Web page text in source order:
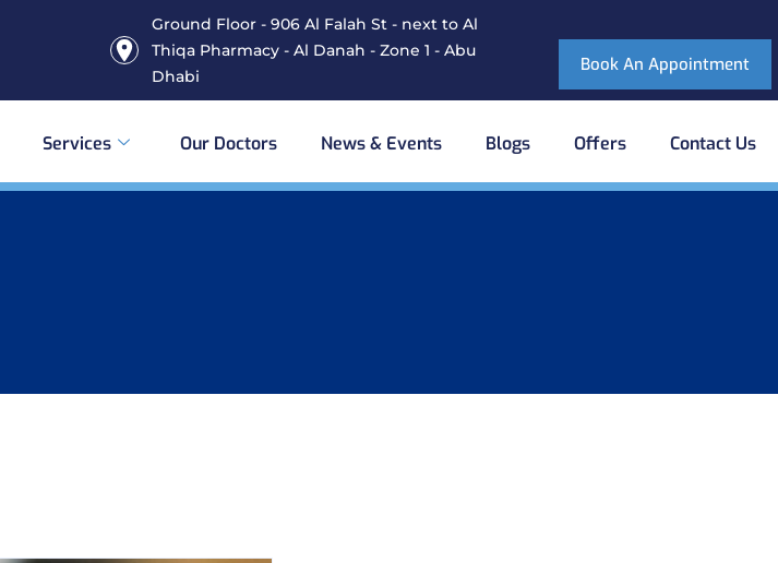
Ground Floor - 906 Al Falah St - next to Al
Thiqa Pharmacy - Al Danah - Zone 1 - Abu
Dhabi
Book An Appointment
Services Our Doctors News & Events Blogs Offers Contact Us